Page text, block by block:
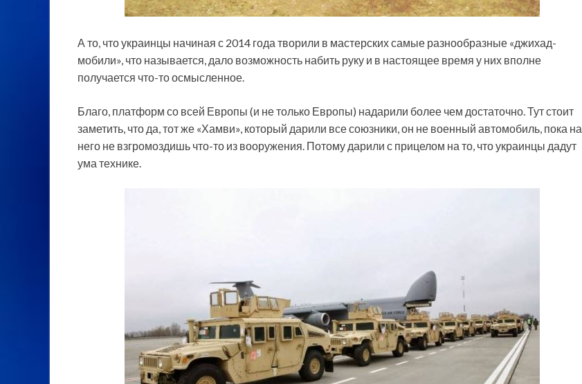
А то, что украинцы начиная с 2014 года творили в мастерских самые разнообразные «джихад-
мобили», что называется, дало возможность набить руку и в настоящее время у них вполне
получается что-то осмысленное.
Благо, платформ со всей Европы (и не только Европы) надарили более чем достаточно. Тут стоит
заметить, что да, тот же «Хамви», который дарили все союзники, он не военный автомобиль, пока на
него не взгромоздишь что-то из вооружения. Потому дарили с прицелом на то, что украинцы дадут
ума технике.